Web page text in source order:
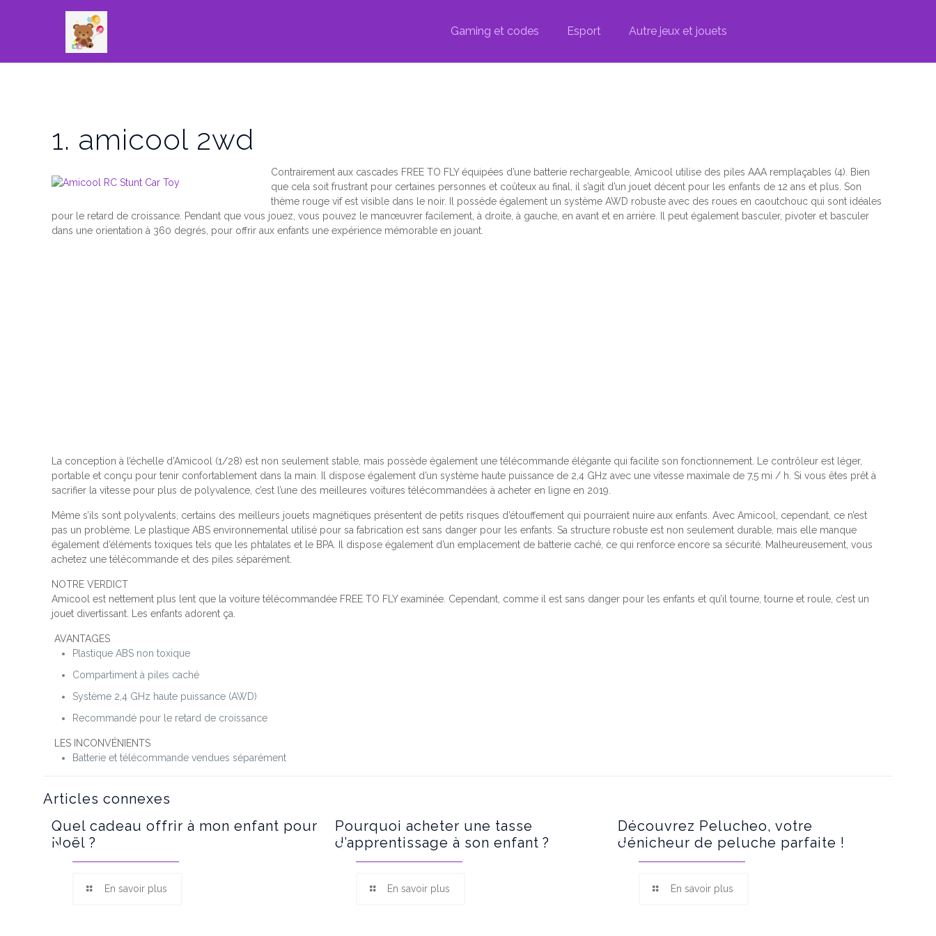
Gaming et codes Esport Autre jeux et jouets
1. amicool 2wd
Contrairement aux cascades FREE TO FLY équipées d’une batterie rechargeable, Amicool utilise des piles AAA remplaçables (4).
Bien
que cela soit frustrant pour certaines personnes et coûteux au final, il s’agit d’un jouet décent pour les enfants de 12 ans et plus. Son
thème rouge vif est visible dans le noir.
Il possède également un système AWD robuste avec des roues en caoutchouc qui sont idéales
pour le retard de croissance. Pendant que vous jouez, vous pouvez le manœuvrer facilement, à droite, à gauche, en avant et en arrière.
Il peut également basculer, pivoter et basculer
dans une orientation à 360 degrés, pour offrir aux enfants une expérience mémorable en jouant.
La conception à l’échelle d’Amicool (1/28) est non seulement stable, mais possède également une télécommande élégante qui facilite son fonctionnement.
Le contrôleur est léger,
portable et conçu pour tenir confortablement dans la main.
Il dispose également d’un système haute puissance de 2,4 GHz avec une vitesse maximale de 7,5 mi / h. Si vous êtes prêt à
sacrifier la vitesse pour plus de polyvalence, c’est l’une des meilleures voitures télécommandées à acheter en ligne en 2019.
Même s’ils sont polyvalents, certains des meilleurs jouets magnétiques présentent de petits risques d’étouffement qui pourraient nuire aux enfants. Avec Amicool, cependant, ce n’est
pas un problème.
Le plastique ABS environnemental utilisé pour sa fabrication est sans danger pour les enfants. Sa structure robuste est non seulement durable, mais elle manque
également d’éléments toxiques tels que les phtalates et le BPA.
Il dispose également d’un emplacement de batterie caché, ce qui renforce encore sa sécurité. Malheureusement, vous
achetez une télécommande et des piles séparément.
NOTRE VERDICT
Amicool est nettement plus lent que la voiture télécommandée FREE TO FLY examinée. Cependant, comme il est sans danger pour les enfants et qu’il tourne, tourne et roule, c’est un
jouet divertissant.
Les enfants adorent ça.
AVANTAGES
Plastique ABS non toxique
Compartiment à piles caché
Système 2,4 GHz haute puissance (AWD)
Recommandé pour le retard de croissance
LES INCONVÉNIENTS
Batterie et télécommande vendues séparément
Articles connexes
Quel cadeau offrir à mon enfant pour
Noël ?
En savoir plus
Pourquoi acheter une tasse
d’apprentissage à son enfant ?
En savoir plus
Découvrez Pelucheo, votre
dénicheur de peluche parfaite !
En savoir plus